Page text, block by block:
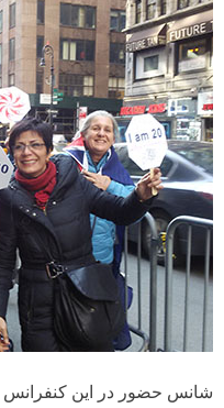
شانس حضور در این